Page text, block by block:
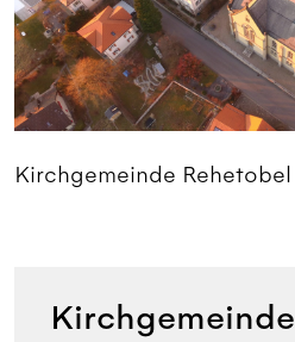
Kirchgemeinde Rehetobel
Kirchgemeinde